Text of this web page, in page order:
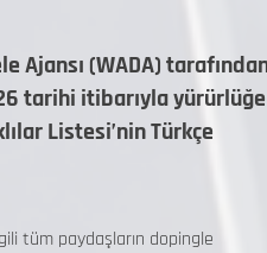
Ajansı (WADA)
tarihi itibarıyla yürürlüğe
Listesi’nin Türkçe
tüm paydaşların dopingle